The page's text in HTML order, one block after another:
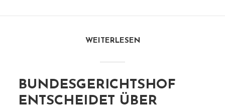
WEITERLESEN
BUNDESGERICHTSHOF
ENTSCHEIDET ÜBER